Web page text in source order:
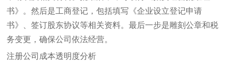
书》。然后是工商登记，包括填写《企业设立登记申请
书》、签订股东协议等相关资料。最后一步是雕刻公章和税
务变更，确保公司依法经营。
注册公司成本透明度分析